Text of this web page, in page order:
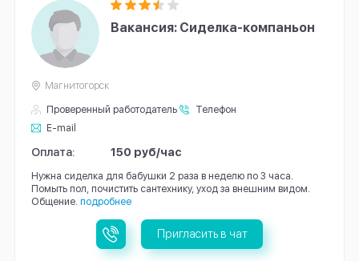
Вакансия: Cиделка-компаньон
Проверенный работодатель
Телефон
E-mail
Магнитогорск
Оплата: 150 руб/час
Нужна сиделка для бабушки 2 раза в неделю по 3 часа.
Помыть пол, почистить сантехнику, уход за внешним видом.
Общение. подробнее
Пригласить в чат